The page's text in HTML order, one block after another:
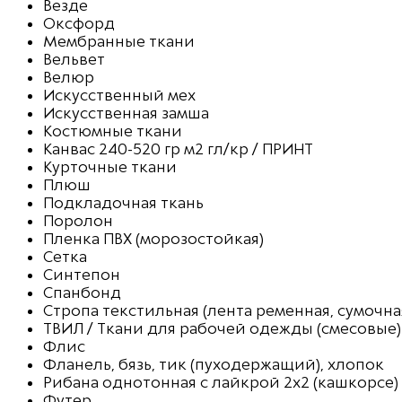
Везде
Оксфорд
Мембранные ткани
Вельвет
Велюр
Искусственный мех
Искусственная замша
Костюмные ткани
Канвас 240-520 гр м2 гл/кр / ПРИНТ
Курточные ткани
Плюш
Подкладочная ткань
Поролон
Пленка ПВХ (морозостойкая)
Сетка
Синтепон
Спанбонд
Стропа текстильная (лента ременная,
ТВИЛ / Ткани для рабочей одежды (смесовые)
Флис
Фланель, бязь, тик (пуходержащий), хлопок
Рибана однотонная с лайкрой 2х2 (кашкорсе)